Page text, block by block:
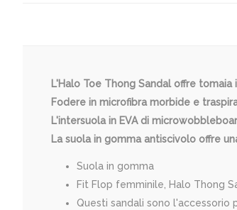
L'Halo Toe Thong Sandal offre
Fodere in microfibra morbide e
L'intersuola in EVA di
La suola in gomma antiscivolo offre
Suola in gomma
Fit Flop femminile, Halo Thong
Questi sandali sono